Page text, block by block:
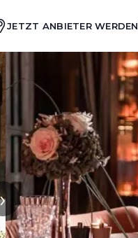
JETZT ANBIETER WERDEN
›